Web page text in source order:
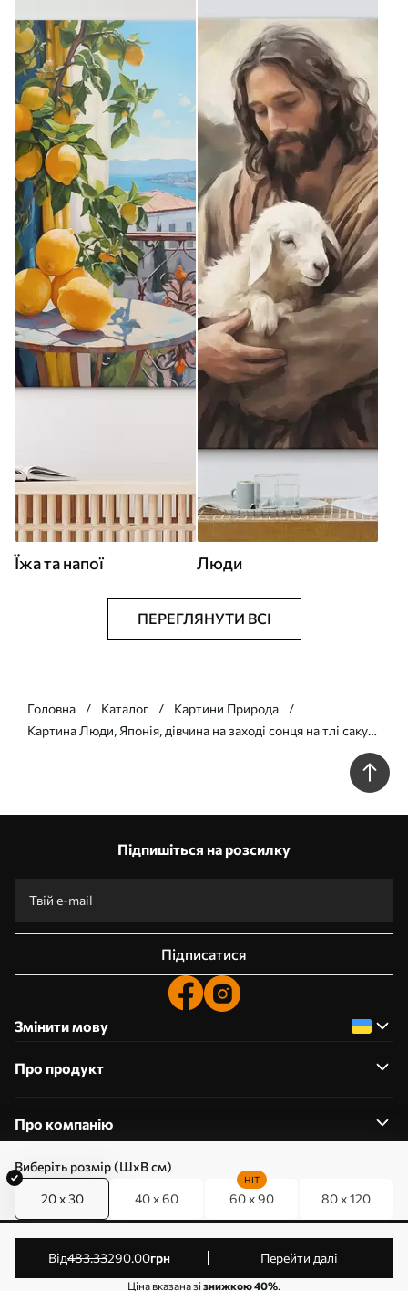
Виберіть розмір (ШхВ см)
20 x 30 40 x 60 60 x 90
HIT
80 x 120
від483.33290.00грн Перейти далі
Ціна вказана зізнижкою 40%.
Їжа та напої Люди
ПЕРЕГЛЯНУТИ ВСІ
Головна Каталог
Картини Природа
Картина Люди, Японія, дівчина на заході сонця на тлі сакур
Підпишіться на розсилку
Підписатися
Змінити мову
Про продукт
Про компанію
0800357223
Редагування дозволів на файли cookie
© 2011-2026 Art-holst. Усі права захищені. Власник:
ТОВ “КЛЄВЄР”. Код ЄДРПОУ: 31780602.